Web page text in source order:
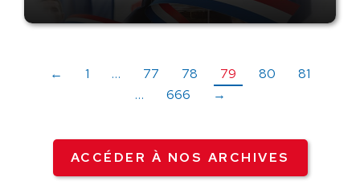
← 1 … 77 78 79 80
81
…
666 →
ACCÉDER À NOS ARCHIVES